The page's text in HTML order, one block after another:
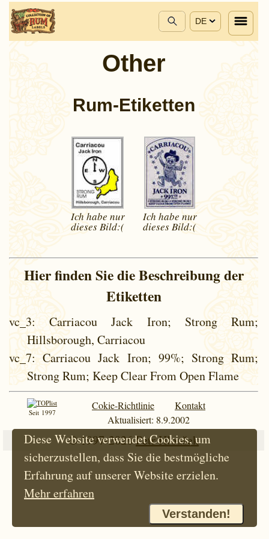
DE
Other
Rum-Etiketten
Ich habe nur
diesesBild:(
Ich habe nur
diesesBild:(
Hier finden Sie die Beschreibung der
Etiketten
vc_3: Carriacou Jack Iron; Strong Rum;
Hillsborough, Carriacou
vc_7: Carriacou Jack Iron; 99%; Strong Rum;
Strong Rum; Keep Clear From Open Flame
Seit 1997
Cokie-Richtlinie
Kontakt
Aktualisiert: 8.9.2002
© 1997-2026Petr Hloušek
Diese Website verwendet Cookies, um
sicherzustellen, dass Sie die bestmögliche
Erfahrung auf unserer Website erzielen.
Mehr erfahren
Verstanden!